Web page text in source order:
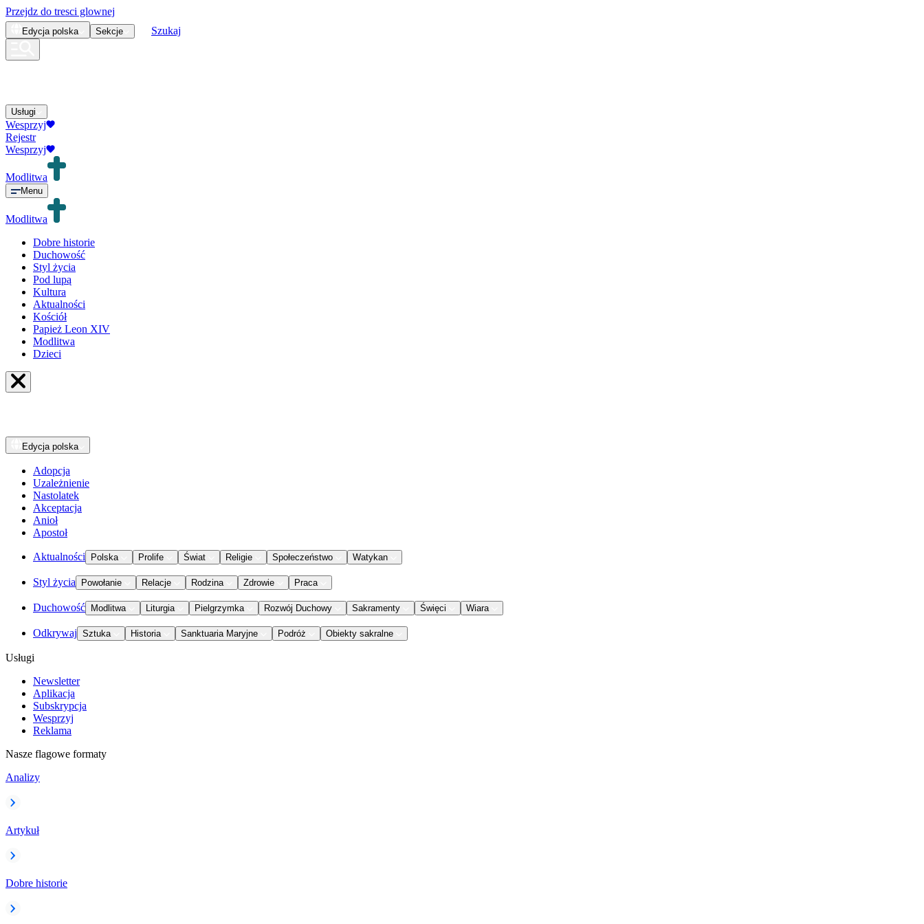
Przejdz do tresci glownej
Edycja polska Sekcje Szukaj
Usługi
Wesprzyj
Rejestr
Wesprzyj
Modlitwa
Menu
Modlitwa
Dobre historie
Duchowość
Styl życia
Pod lupą
Kultura
Aktualności
Kościół
Papież Leon XIV
Modlitwa
Dzieci
Edycja polska
Adopcja
Uzależnienie
Nastolatek
Akceptacja
Anioł
Apostoł
Aktualności Polska Prolife Świat Religie Społeczeństwo Watykan
Styl życia Powołanie Relacje Rodzina Zdrowie Praca
Duchowość Modlitwa Liturgia Pielgrzymka Rozwój Duchowy Sakramenty Święci Wiara
Odkrywaj Sztuka Historia Sanktuaria Maryjne Podróż Obiekty sakralne
Usługi
Newsletter
Aplikacja
Subskrypcja
Wesprzyj
Reklama
Nasze flagowe formaty
Analizy
Artykuł
Dobre historie